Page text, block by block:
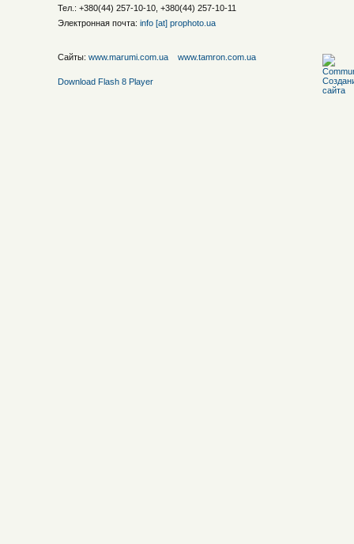
Тел.: +380(44) 257-10-10, +380(44) 257-10-11
Электронная почта: info [at] prophoto.ua
Сайты: www.marumi.com.ua www.tamron.com.ua
Download Flash 8 Player